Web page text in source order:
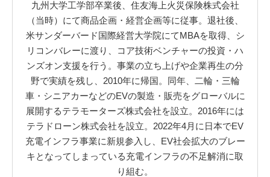
九州大学工学部卒業後、住友海上火災保険株式会社
（当時）にて商品企画・経営企画等に従事。退社後、
米サンダーバード国際経営大学院にてMBAを取得、シ
リコンバレーに渡り、コア技術ベンチャーの投資・ハ
ンズオン支援を行う。事業の立ち上げや企業再生の分
野で実績を残し、2010年に帰国。同年、二輪・三輪
車・シニアカーなどのEVの製造・販売をグローバルに
展開するテラモーターズ株式会社を設立。2016年には
テラドローン株式会社を設立。2022年4月に日本でEV
充電インフラ事業に新規参入し、EV社会拡大のブレー
キとなってしまっている充電インフラの不足解消に取
り組む。